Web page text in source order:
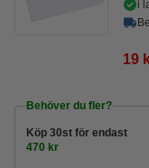
i
19
Behöver du fler?
Köp 30st för endast
470 kr